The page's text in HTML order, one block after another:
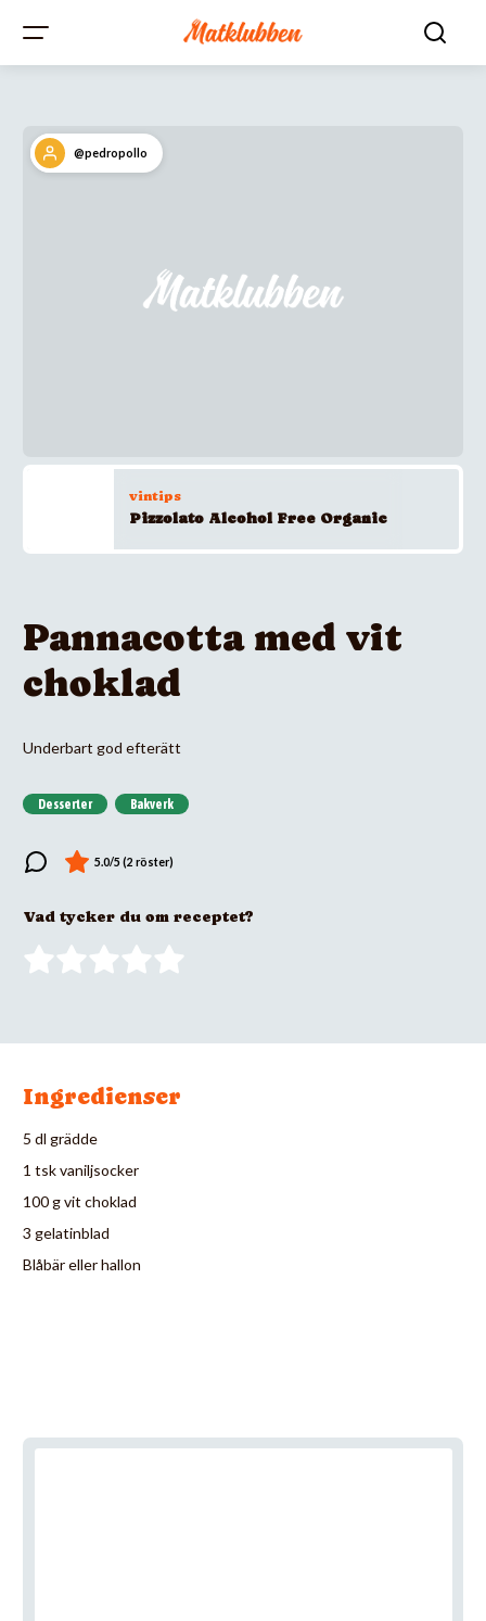
@pedropollo
vintips
Pizzolato Alcohol Free Organic
Pannacotta med vit
choklad
Underbart god efterätt
Desserter Bakverk
Vad tycker du om receptet?
Ingredienser
5 dl grädde
1 tsk vaniljsocker
100 g vit choklad
3 gelatinblad
Blåbär eller hallon